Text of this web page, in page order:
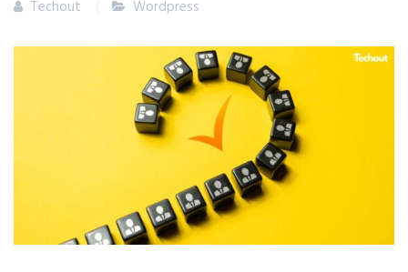
Techout Wordpress